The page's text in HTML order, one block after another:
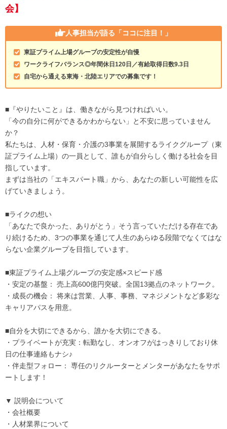
会】
人事担当が語る 「ココに注目！」
東証プライム上場グループの安定性が自慢
ワークライフバランス◎年間休日120日／有給取得日数9.3日
自宅から通える東海・北陸エリアでの募集です！
■『やりたいこと』は、働きながら見つければいい。
「今の自分に何ができるかわからない」と不安に思っていません
か？
私たちは、人材・保育・介護の3事業を展開するライクグループ（東
証プライム上場）の一員として、誰もが自分らしく働ける社会を目
指しています。
まずは当社の「エキスパート職」から、あなたの新しい可能性を広
げていきましょう。
■ライクの想い
「あなたで良かった、ありがとう」そう言っていただける存在であ
り続けるため、3つの事業を通じて人生のあらゆる段階でなくてはな
らない企業グループを目指しています。
■東証プライム上場グループの安定感×スピード感
・安定の基盤： 売上高600億円突破。全国13拠点のネットワーク。
・成長の機会： 将来は営業、人事、事務、マネジメントなど多彩な
キャリアパスを用意。
■自分を大切にできるから、誰かを大切にできる。
・プライベートが充実：転勤なし、オンオフがはっきりしており休
日の仕事連絡もナシ♪
・伴走型フォロー： 専任のリクルーターとメンターがあなたをサポ
ートします！
▼ 説明会について
・会社概要
・人材業界について